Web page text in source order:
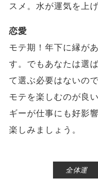
スメ。水が運気を上
恋愛
モテ期！年下に縁が
す。でもあなたは選
て選ぶ必要はないの
モテを楽しむのが良
ギーが仕事にも好影
楽しみましょう。
全体運